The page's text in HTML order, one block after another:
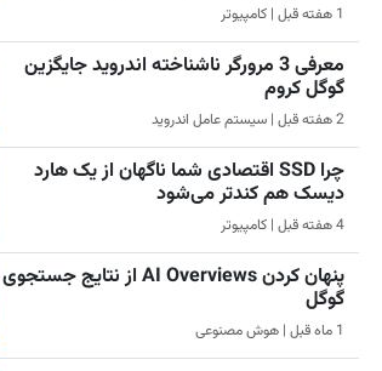
1 هفته قبل | کامپیوتر
معرفی 3 مرورگر ناشناخته اندروید جایگزین
گوگل کروم
2 هفته قبل | سیستم عامل اندروید
چرا SSD اقتصادی شما ناگهان از یک هارد
دیسک هم کندتر می‌شود
4 هفته قبل | کامپیوتر
پنهان کردن AI Overviews از نتایج جستجوی
گوگل
1 ماه قبل | هوش مصنوعی